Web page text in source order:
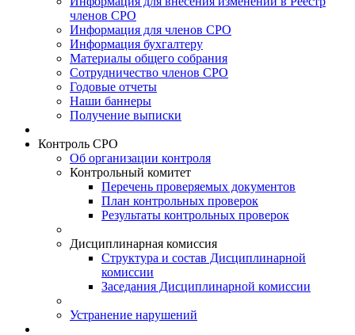
членов СРО
Информация для членов СРО
Информация бухгалтеру
Материалы общего собрания
Сотрудничество членов СРО
Годовые отчеты
Наши баннеры
Получение выписки
Контроль СРО
Об организации контроля
Контрольный комитет
Перечень проверяемых документов
План контрольных проверок
Результаты контрольных проверок
Дисциплинарная комиссия
Структура и состав Дисциплинарной
комиссии
Заседания Дисциплинарной комиссии
Устранение нарушений